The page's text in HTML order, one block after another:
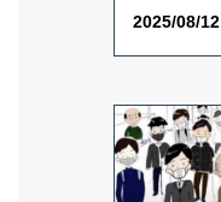
2025/08/12